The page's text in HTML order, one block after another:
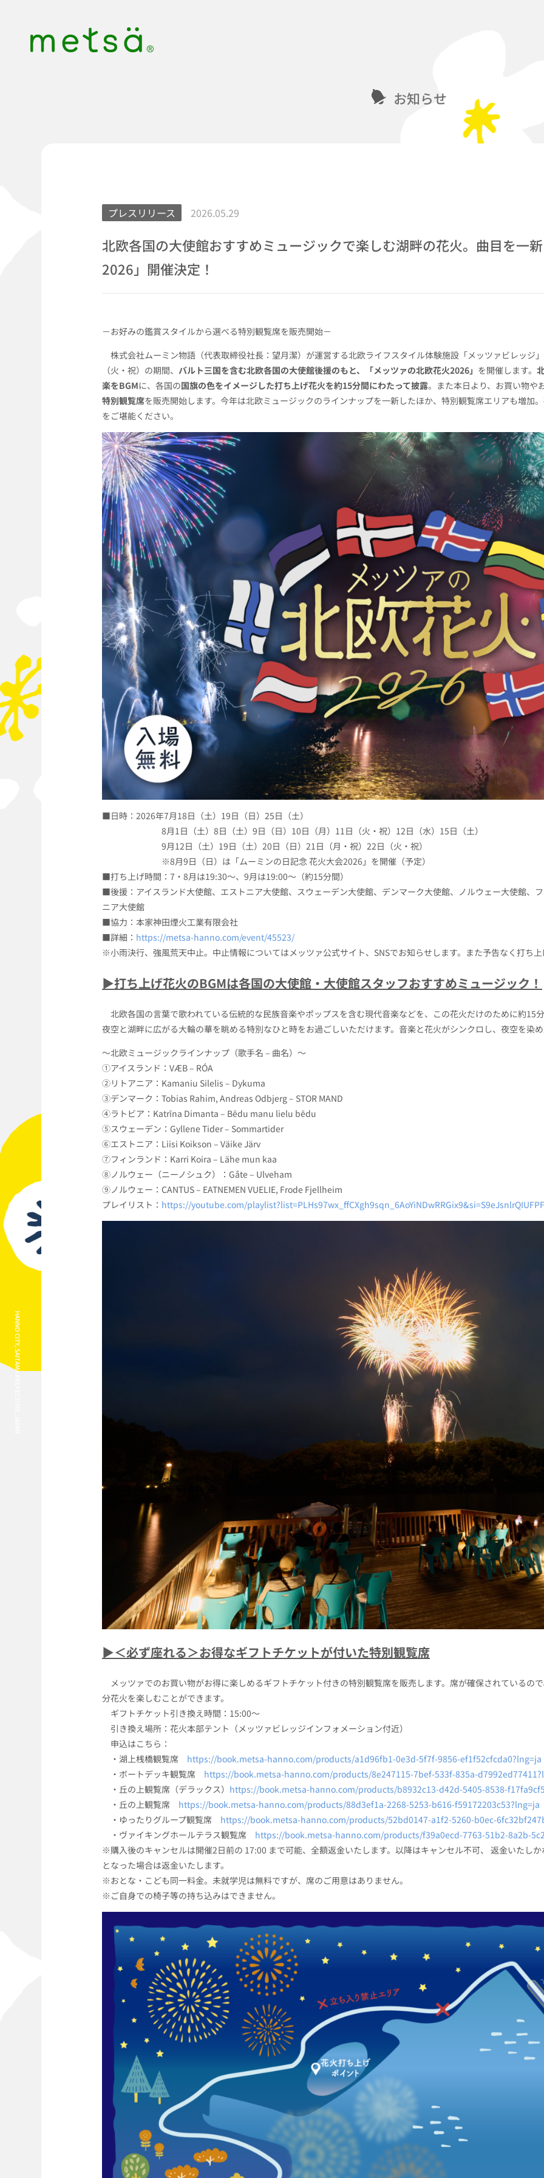
HANNO CITY, SAITAMA PREFECTURE, JAPAN
お知らせ
プレスリリース 2026.05.29
北欧各国の大使館おすすめミュージックで楽しむ湖畔の花火。曲目を一
2026」開催決定！
－お好みの鑑賞スタイルから選べる特別観覧席を販売開始－
株式会社ムーミン物語（代表取締役社長：望月潔）が運営する北欧ライフスタイル体験施設「メッツァビレッジ
（火・祝）の期間、 バルト三国を含む北欧各国の大使館後援のもと、「メッツァの北欧花火2026」 を開催します。
楽をBGMに、各国の国旗の色をイメージした打ち上げ花火を約15分間にわたって披露。また本日より、お買い物や
特別観覧席を販売開始します。今年は北欧ミュージックのラインナップを一新したほか、特別観覧席エリアも増加
をご堪能ください。
■日時：2026年7月18日（土）19日（日）25日（土）
8月1日（土）8日（土）9日（日）10日（月）11日（火・祝）12日（水）15日（土）
9月12日（土）19日（土）20日（日）21日（月・祝）22日（火・祝）
※8月9日（日）は「ムーミンの日記念 花火大会2026」を開催（予定）
■打ち上げ時間：7・8月は19:30～、9月は19:00～（約15分間）
■後援：アイスランド大使館、エストニア大使館、スウェーデン大使館、デンマーク大使館、ノルウェー大使館、
ニア大使館
■協力：本家神田煙火工業有限会社
■詳細： https://metsa-hanno.com/event/45523/
※小雨決行、強風荒天中止。中止情報についてはメッツァ公式サイト、SNSでお知らせします。また予告なく打ち
▶打ち上げ花火のBGMは各国の大使館・大使館スタッフおすすめミュージック！
北欧各国の言葉で歌われている伝統的な民族音楽やポップスを含む現代音楽などを、この花火だけのために約15
夜空と湖畔に広がる大輪の華を眺める特別なひと時をお過ごしいただけます。音楽と花火がシンクロし、夜空を染
～北欧ミュージックラインナップ（歌手名 – 曲名）～
①アイスランド：VÆB – RÓA
②リトアニア：Kamaniu Silelis – Dykuma
③デンマーク：Tobias Rahim, Andreas Odbjerg – STOR MAND
④ラトビア：Katrīna Dimanta – Bēdu manu lielu bēdu
⑤スウェーデン：Gyllene Tider – Sommartider
⑥エストニア：Liisi Koikson – Väike Järv
⑦フィンランド：Karri Koira – Lähe mun kaa
⑧ノルウェー（ニーノシュク）：Gåte – Ulveham
⑨ノルウェー：CANTUS – EATNEMEN VUELIE, Frode Fjellheim
プレイリスト： https://youtube.com/
▶＜必ず座れる＞お得なギフトチケットが付いた特別観覧席
メッツァでのお買い物がお得に楽しめるギフトチケット付きの特別観覧席を販売します。席が確保されているの
分花火を楽しむことができます。
ギフトチケット引き換え時間：15:00～
引き換え場所：花火本部テント（メッツァビレッジインフォメーション付近）
申込はこちら：
・湖上桟橋観覧席 https://book.metsa-hanno.com/products/a1d96fb1-0e3d-5f7f-9856-ef1f52cfcda0?lng=ja
・ボートデッキ観覧席 https://book.metsa-hanno.com/products/8e247115-7bef-533f-835a-
・丘の上観覧席（デラックス） https://book.metsa-hanno.com/products/b8932c13-d42d-5405-8538-
・丘の上観覧席 https://book.metsa-hanno.com/products/88d3ef1a-2268-5253-b616-f59172203c53?lng=ja
・ゆったりグループ観覧席 https://book.metsa-hanno.com/products/52bd0147-a1f2-5260-b0ec-
・ヴァイキングホールテラス観覧席 https://book.metsa-hanno.com/products/f39a0ecd-7763-51b2-8a2b-
※購入後のキャンセルは開催2日前の 17:00 まで可能、全額返金いたします。以降はキャンセル不可、 返金いたし
となった場合は返金いたします。
※おとな・こども同一料金。未就学児は無料ですが、席のご用意はありません。
※ご自身での椅子等の持ち込みはできません。